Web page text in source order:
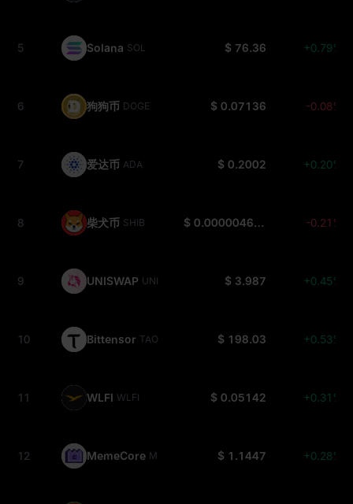
5 Solana SOL $ 76.36 +0.79%
6 狗狗币 DOGE $ 0.07136 -0.08%
7 爱达币 ADA $ 0.2002 +0.20%
8 柴犬币 SHIB $ 0.000004694 -0.21%
9 UNISWAP UNI $ 3.987 +0.45%
10 Bittensor TAO $ 198.03 +0.53%
11 WLFI WLFI $ 0.05142 +0.31%
12 MemeCore M $ 1.1447 +0.28%